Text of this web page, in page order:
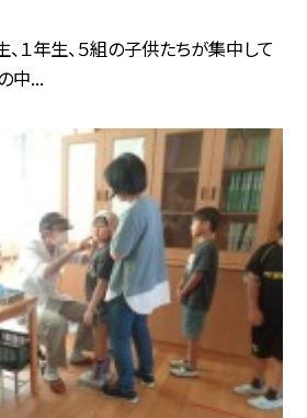
、１年生、５組の子供たちが集中して
中...